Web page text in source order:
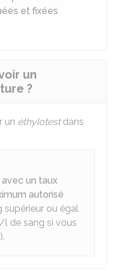
et fixées
un
?
un éthylotestdans
un taux
autorisé
supérieur ou égal
de sang si vous